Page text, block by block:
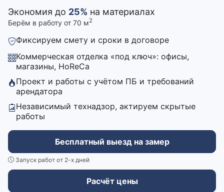
Экономия до 25% на материалах
Берём в работу от 70 м2
Фиксируем смету и сроки в договоре
Коммерческая отделка «под ключ»: офисы,
магазины, HoReCa
Проект и работы с учётом ПБ и требований
арендатора
Независимый технадзор, актируем скрытые
работы
Бесплатный выезд на замер
Запуск работ от 2-х дней
Расчёт цены